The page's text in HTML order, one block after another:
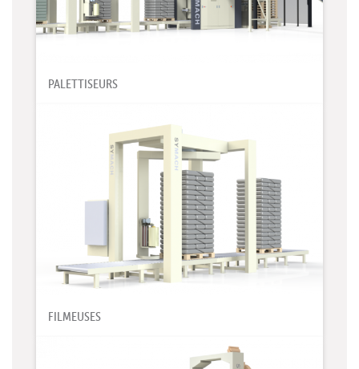
PALETTISEURS
FILMEUSES